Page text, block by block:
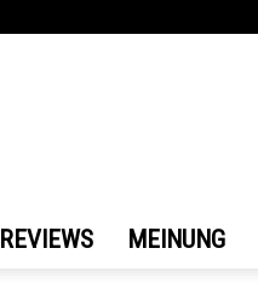
REVIEWS MEINUNG